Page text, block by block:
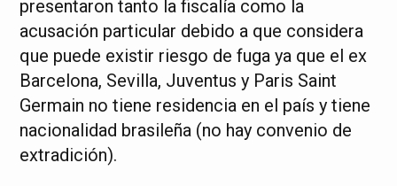
presentaron tanto la fiscalía como la
acusación particular debido a que considera
que puede existir riesgo de fuga ya que el ex
Barcelona, Sevilla, Juventus y Paris Saint
Germain no tiene residencia en el país y tiene
nacionalidad brasileña (no hay convenio de
extradición).